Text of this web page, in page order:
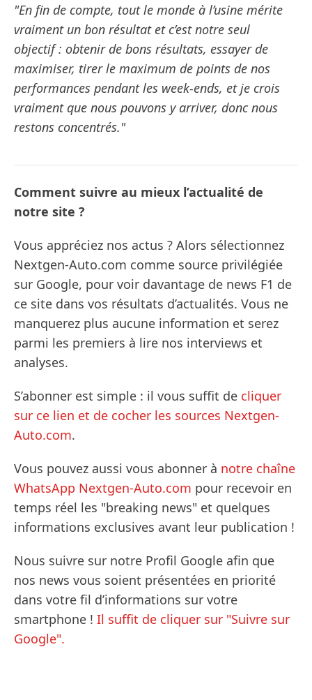
"En fin de compte, tout le monde à l’usine mérite
vraiment un bon résultat et c’est notre seul
objectif : obtenir de bons résultats, essayer de
maximiser, tirer le maximum de points de nos
performances pendant les week-ends, et je crois
vraiment que nous pouvons y arriver, donc nous
restons concentrés."
Comment suivre au mieux l’actualité de
notre site ?
Vous appréciez nos actus ? Alors sélectionnez
Nextgen-Auto.com comme source privilégiée
sur Google, pour voir davantage de news F1 de
ce site dans vos résultats d’actualités. Vous ne
manquerez plus aucune information et serez
parmi les premiers à lire nos interviews et
analyses.
S’abonner est simple : il vous suffit de cliquer
sur ce lien et de cocher les sources Nextgen-
Auto.com.
Vous pouvez aussi vous abonner à notre chaîne
WhatsApp Nextgen-Auto.com pour recevoir en
temps réel les "breaking news" et quelques
informations exclusives avant leur publication !
Nous suivre sur notre Profil Google afin que
nos news vous soient présentées en priorité
dans votre fil d’informations sur votre
smartphone ! Il suffit de cliquer sur "Suivre sur
Google".